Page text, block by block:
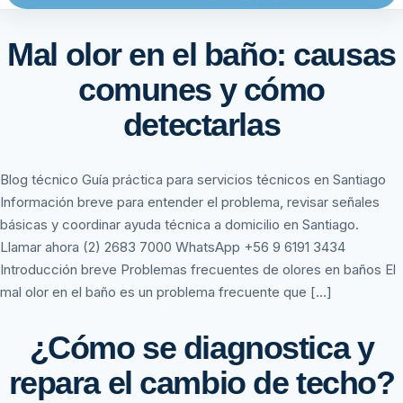
Mal olor en el baño: causas
comunes y cómo
detectarlas
Blog técnico Guía práctica para servicios técnicos en Santiago
Información breve para entender el problema, revisar señales
básicas y coordinar ayuda técnica a domicilio en Santiago.
Llamar ahora (2) 2683 7000 WhatsApp +56 9 6191 3434
Introducción breve Problemas frecuentes de olores en baños El
mal olor en el baño es un problema frecuente que […]
¿Cómo se diagnostica y
repara el cambio de techo?